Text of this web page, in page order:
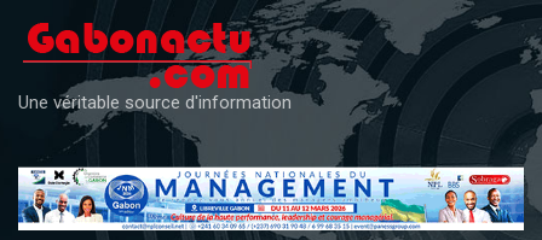
content
Une véritable source d'information